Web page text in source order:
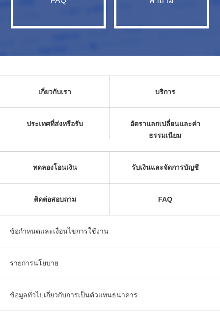
เกี่ยวกับเรา บริการ
ประเทศที่ส่งหรือรับ
อัตราแลกเปลี่ยนและค่า
ธรรมเนียม
ทดลองโอนเงิน รับเงินและจัดการบัญชี
ติดต่อสอบถาม FAQ
ข้อกำหนดและเงื่อนไขการใช้งาน
รายการนโยบาย
ข้อมูลทั่วไปเกี่ยวกับการเป็นตัวแทนธนาคาร